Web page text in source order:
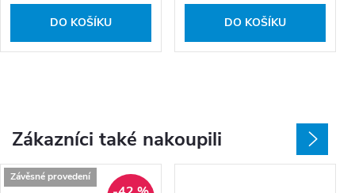
DO KOŠÍKU DO KOŠÍKU
Zákazníci také nakoupili
Závěsné provedení